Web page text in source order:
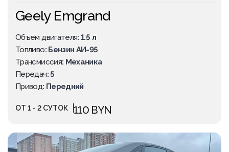
Geely Emgrand
Объем двигателя: 1.5 л
Топливо: Бензин АИ-95
Трансмиссия: Механика
Передач: 5
Привод: Передний
ОТ 1 - 2 СУТОК 110 BYN